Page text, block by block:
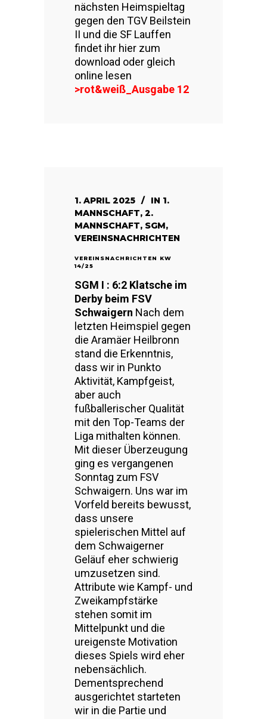
nächsten Heimspieltag
gegen den TGV Beilstein
II und die SF Lauffen
findet ihr hier zum
download oder gleich
online lesen
>rot&weiß_Ausgabe 12
1. APRIL 2025 IN 1.
MANNSCHAFT, 2.
MANNSCHAFT, SGM,
VEREINSNACHRICHTEN
VEREINSNACHRICHTEN KW
14/25
SGM I : 6:2 Klatsche im
Derby beim FSV
Schwaigern Nach dem
letzten Heimspiel gegen
die Aramäer Heilbronn
stand die Erkenntnis,
dass wir in Punkto
Aktivität, Kampfgeist,
aber auch
fußballerischer Qualität
mit den Top-Teams der
Liga mithalten können.
Mit dieser Überzeugung
ging es vergangenen
Sonntag zum FSV
Schwaigern. Uns war im
Vorfeld bereits bewusst,
dass unsere
spielerischen Mittel auf
dem Schwaigerner
Geläuf eher schwierig
umzusetzen sind.
Attribute wie Kampf- und
Zweikampfstärke
stehen somit im
Mittelpunkt und die
ureigenste Motivation
dieses Spiels wird eher
nebensächlich.
Dementsprechend
ausgerichtet starteten
wir in die Partie und